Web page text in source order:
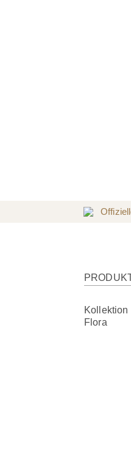
Kollektion
Flora